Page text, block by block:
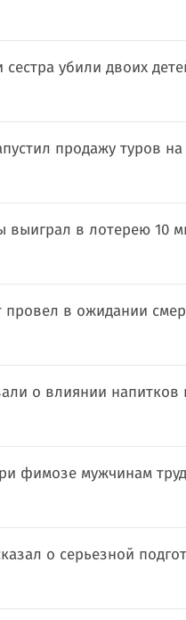
сестра убили двоих
продажу туров
выиграл в лотерею 10
провел в ожидании
о влиянии
фимозе мужчинам
о серьезной